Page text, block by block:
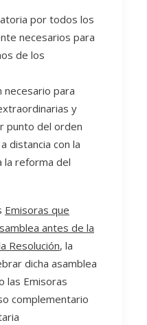
por todos los
necesarios para
de los
necesario para
y
punto del orden
distancia con la
la reforma del
Emisoras que
antes de la
Resolución, la
dicha asamblea
las Emisoras
complementario